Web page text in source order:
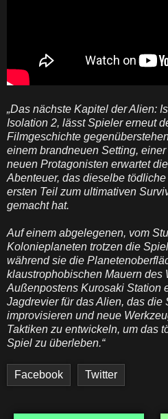
„Das nächste Kapitel der Alien:
Isolation 2, lässt Spieler erneut
Filmgeschichte
einem brandneuen Setting,
neuen Protagonisten erwartet
Abenteuer, das dieselbe
ersten Teil zum ultimativen
gemacht hat.
Auf einem abgelegenen, vom
Kolonieplaneten trotzen die
während sie die
klaustrophobischen Mauern des
Außenpostens Kurosaki Station
Jagdrevier für das Alien, das die
improvisieren und neue
Taktiken zu entwickeln, um das
Spiel zu überleben.“
Facebook Twitter